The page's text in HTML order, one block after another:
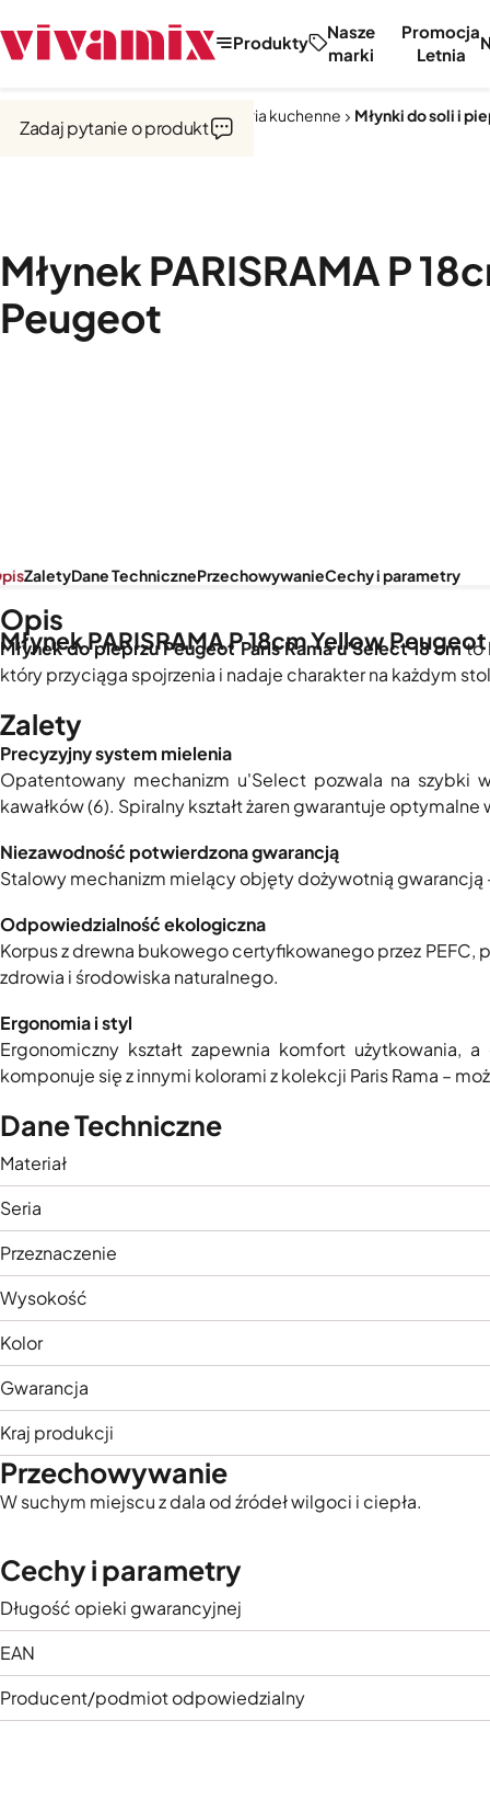
Produkty
Nasze
marki
Promocja
Letnia
Narzędzia i akcesoria kuchenne Młynki do soli i
Młynek PARISRAMA P
Peugeot
Zadaj pytanie o produkt
Młynek PARISRAMA P 18cm Yellow Peugeot
ZaletyDane TechnicznePrzechowywanieCechy i parametry
Opis
Młynek do pieprzu Peugeot Paris Rama u'Select 18 cmto
który przyciąga spojrzenia i nadaje charakter na każdym
Zalety
Precyzyjny system mielenia
Opatentowany mechanizm u'Select pozwala na
kawałków (6). Spiralny kształt żaren gwarantuje
Niezawodność potwierdzona gwarancją
Stalowy mechanizm mielący objęty dożywotnią
Odpowiedzialność ekologiczna
Korpus z drewna bukowego certyfikowanego przez PEFC,
zdrowia i środowiska naturalnego.
Ergonomia i styl
Ergonomiczny kształt zapewnia komfort użytkowania,
komponuje się z innymi kolorami z kolekcji Paris Rama –
Dane Techniczne
Materiał
Seria
Przeznaczenie
Wysokość
Kolor
Gwarancja
Kraj produkcji
Przechowywanie
W suchym miejscu z dala od źródeł wilgoci i ciepła.
Cechy i parametry
Długość opieki gwarancyjnej
EAN
Producent/podmiot odpowiedzialny